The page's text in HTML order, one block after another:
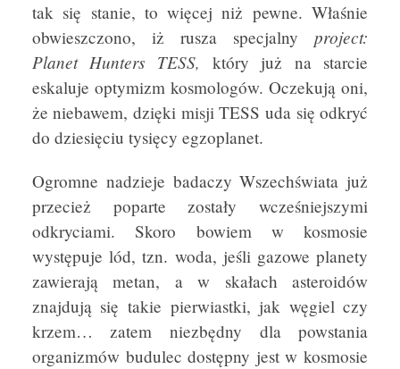
tak się stanie, to więcej niż pewne. Właśnie
obwieszczono, iż rusza specjalnyproject:
Planet Hunters TESS, który już na starcie
eskaluje optymizm kosmologów. Oczekują oni,
że niebawem, dzięki misji TESS uda się odkryć
do dziesięciu tysięcy egzoplanet.
Ogromne nadzieje badaczy Wszechświata już
przecież poparte zostały wcześniejszymi
odkryciami. Skoro bowiem w kosmosie
występuje lód, tzn. woda, jeśli gazowe planety
zawierają metan, a w skałach asteroidów
znajdują się takie pierwiastki, jak węgiel czy
krzem… zatem niezbędny dla powstania
organizmów budulec dostępny jest w kosmosie